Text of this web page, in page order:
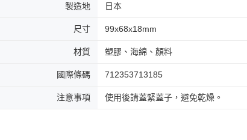
製造地 日本
尺寸 99x68x18mm
材質 塑膠、海綿、顏料
國際條碼 712353713185
注意事項 使用後請蓋緊蓋子，避免乾燥。